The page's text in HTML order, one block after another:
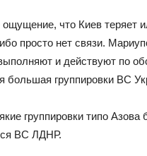
что Киев теряет
просто нет связи.
и действуют по
большая группировки ВС
группировки типо
ВС ЛДНР.